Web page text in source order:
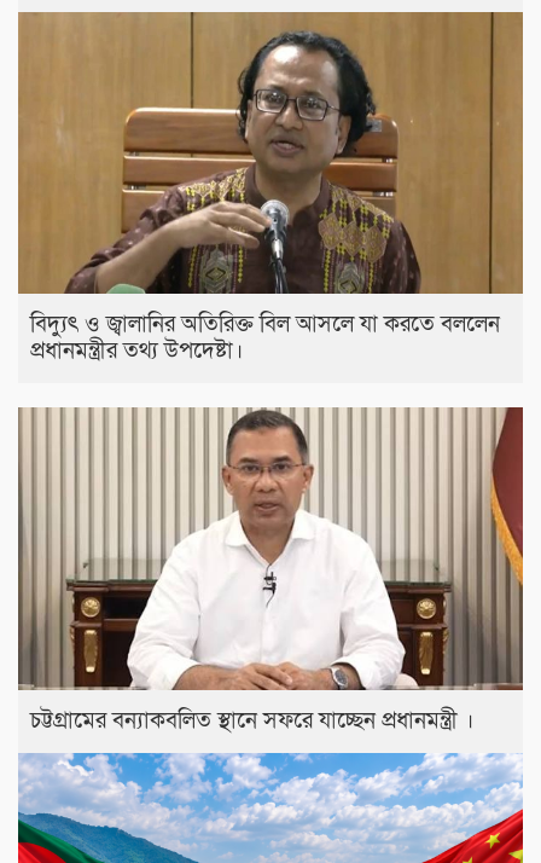
বিদ্যুৎ ও জ্বালানির অতিরিক্ত বিল আসলে যা করতে বললেন
প্রধানমন্ত্রীর তথ্য উপদেষ্টা।
চট্টগ্রামের বন্যাকবলিত স্থানে সফরে যাচ্ছেন প্রধানমন্ত্রী ।